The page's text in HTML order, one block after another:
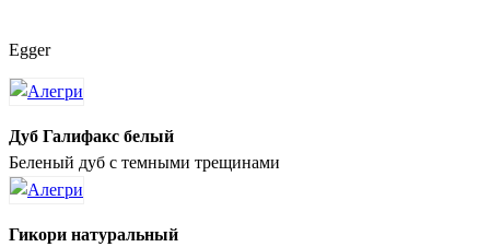
Egger
Дуб Галифакс белый
Беленый дуб с темными трещинами
Гикори натуральный